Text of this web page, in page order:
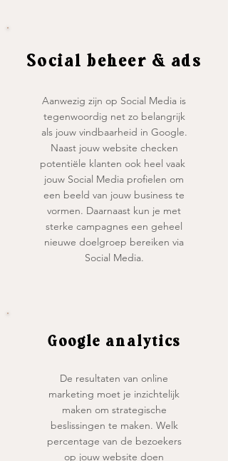
Social beheer & ads
Aanwezig zijn op Social Media is
tegenwoordig net zo belangrijk
als jouw vindbaarheid in Google.
Naast jouw website checken
potentiële klanten ook heel vaak
jouw Social Media profielen om
een beeld van jouw business te
vormen. Daarnaast kun je met
sterke campagnes een geheel
nieuwe doelgroep bereiken via
Social Media.
Google analytics
De resultaten van online
marketing moet je inzichtelijk
maken om strategische
beslissingen te maken. Welk
percentage van de bezoekers
op jouw website doen